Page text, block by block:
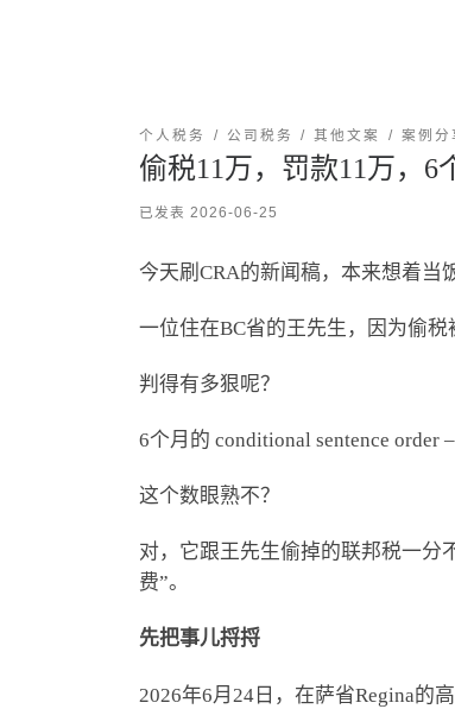
个人税务 公司税务 其他文案 案例分
偷税11万，罚款11万，6
已发表 2026-06-25
今天刷CRA的新闻稿，本来想着当
一位住在BC省的王先生，因为偷税
判得有多狠呢？
6个月的 conditional sentence order
这个数眼熟不？
对，它跟王先生偷掉的联邦税一分
费”。
先把事儿捋捋
2026年6月24日，在萨省Regina的